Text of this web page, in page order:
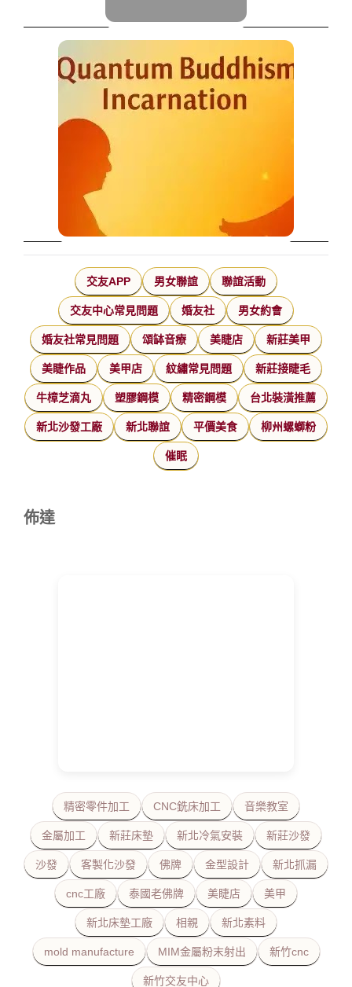
交友APP 男女聯誼 聯誼活動
交友中心常見問題 婚友社 男女約會
婚友社常見問題 頌缽音療 美睫店 新莊美甲
美睫作品 美甲店 紋繡常見問題 新莊接睫毛
牛樟芝滴丸 塑膠鋼模 精密鋼模 台北裝潢推薦
新北沙發工廠 新北聯誼 平價美食 柳州螺螄粉
催眠
佈達
精密零件加工 CNC銑床加工 音樂教室
金屬加工 新莊床墊 新北冷氣安裝 新莊沙發
沙發 客製化沙發 佛牌 金型設計 新北抓漏
cnc工廠 泰國老佛牌 美睫店 美甲
新北床墊工廠 相親 新北素料
mold manufacture MIM金屬粉末射出 新竹cnc
新竹交友中心